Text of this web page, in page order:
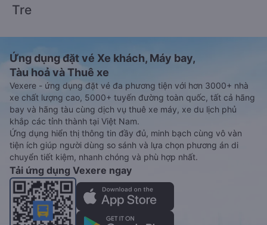
Tre
Ứng dụng đặt vé Xe khách, Máy bay,
Tàu hoả và Thuê xe
Vexere - ứng dụng đặt vé đa phương tiện với hơn 3000+ nhà
xe chất lượng cao, 5000+ tuyến đường toàn quốc, tất cả hãng
bay và hãng tàu cùng dịch vụ thuê xe máy, xe du lịch phủ
khắp các tỉnh thành tại Việt Nam.
Ứng dụng hiển thị thông tin đầy đủ, minh bạch cùng vô vàn
tiện ích giúp người dùng so sánh và lựa chọn phương án di
chuyển tiết kiệm, nhanh chóng và phù hợp nhất.
Tải ứng dụng Vexere ngay